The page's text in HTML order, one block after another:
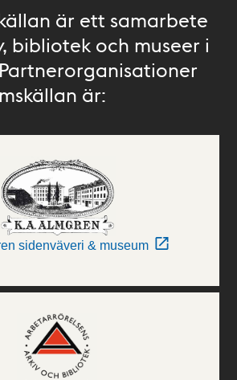
är ett samarbete
bibliotek och museer i
är:
sidenväveri & museum